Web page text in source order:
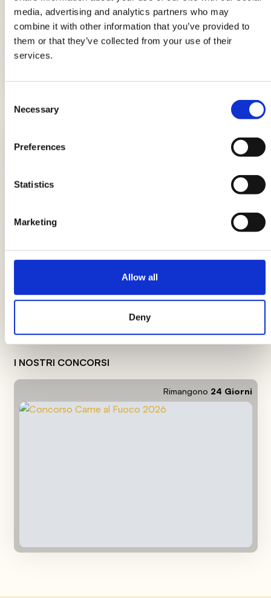
media, advertising and analytics partners who may
combine it with other information that you’ve provided to
them or that they’ve collected from your use of their
services.
Selection
Necessary
Preferences
Statistics
Marketing
Allow all
Deny
Dolci di Natale con le uova: ricette
LE ULTIME NEWS
Più spinaci, più sconti con i coupon
La linea AeQuilibrium si arricchisce
Carne al Fuoco AIA
I NOSTRI CONCORSI
Rimangono 24 Giorni